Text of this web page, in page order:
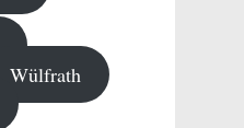
Wülfrath